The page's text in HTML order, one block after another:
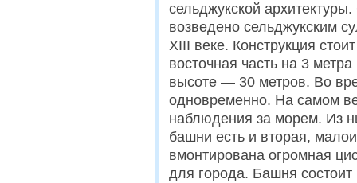
сельджукской
возведено сельджукским
XIII веке. Конструкция
восточная часть на 3
высоте — 30 метров. Во
одновременно. На самом
наблюдения за морем. Из
башни есть и вторая,
вмонтирована огромная
для города. Башня